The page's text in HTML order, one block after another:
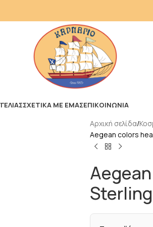
ΣΧΕΤΙΚΑ ΜΕ ΕΜΑΣΕΠΙΚΟΙΝΩΝΙΑ
Αρχική σελίδα
Aegean colors